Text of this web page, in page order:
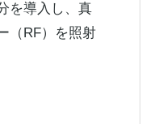
を導入し、真
（RF）を照射